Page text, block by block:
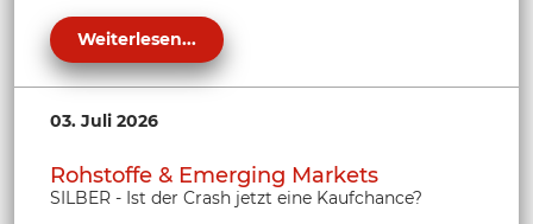
Weiterlesen...
03. Juli 2026
Rohstoffe & Emerging Markets
SILBER - Ist der Crash jetzt eine Kaufchance?